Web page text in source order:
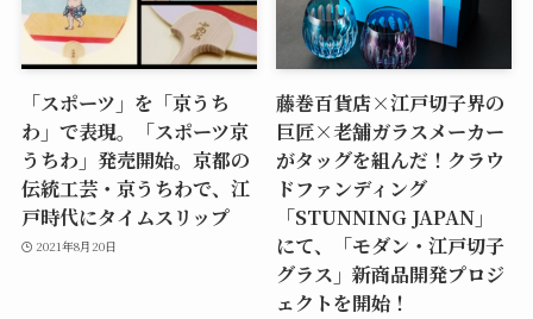
「スポーツ」を「京うち
わ」で表現。「スポーツ京
うちわ」発売開始。京都の
伝統工芸・京うちわで、江
戸時代にタイムスリップ
2021年8月20日
藤巻百貨店×江戸切子界の
巨匠×老舗ガラスメーカー
がタッグを組んだ！クラウ
ドファンディング
「STUNNING JAPAN」
にて、「モダン・江戸切子
グラス」新商品開発プロジ
ェクトを開始！